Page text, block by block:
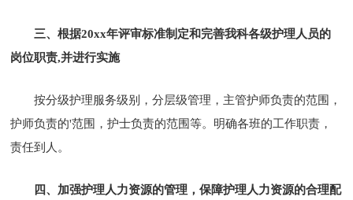
三、根据20xx年评审标准制定和完善我科各级护理人员的
岗位职责,并进行实施
按分级护理服务级别，分层级管理，主管护师负责的范围，
护师负责的'范围，护士负责的范围等。明确各班的工作职责，
责任到人。
四、加强护理人力资源的管理，保障护理人力资源的合理配